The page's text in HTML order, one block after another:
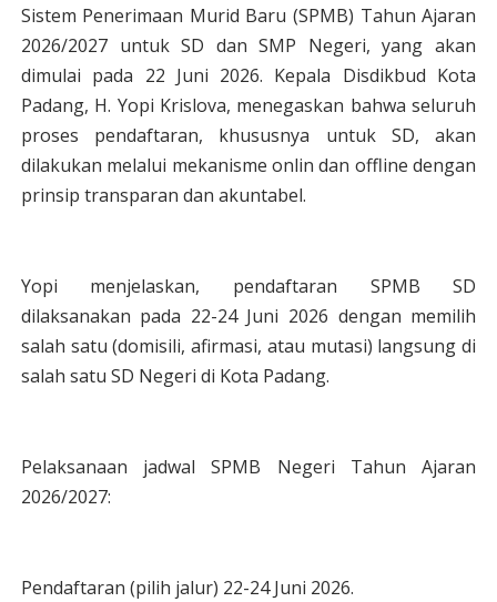
Sistem Penerimaan Murid Baru (SPMB) Tahun Ajaran
2026/2027 untuk SD dan SMP Negeri, yang akan
dimulai pada 22 Juni 2026. Kepala Disdikbud Kota
Padang, H. Yopi Krislova, menegaskan bahwa seluruh
proses pendaftaran, khususnya untuk SD, akan
dilakukan melalui mekanisme onlin dan offline dengan
prinsip transparan dan akuntabel.
Yopi menjelaskan, pendaftaran SPMB SD
dilaksanakan pada 22-24 Juni 2026 dengan memilih
salah satu (domisili, afirmasi, atau mutasi) langsung di
salah satu SD Negeri di Kota Padang.
Pelaksanaan jadwal SPMB Negeri Tahun Ajaran
2026/2027:
Pendaftaran (pilih jalur) 22-24 Juni 2026.